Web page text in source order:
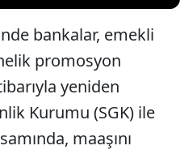
bankalar, emekli
promosyon
yeniden
Kurumu (SGK) ile
maaşını